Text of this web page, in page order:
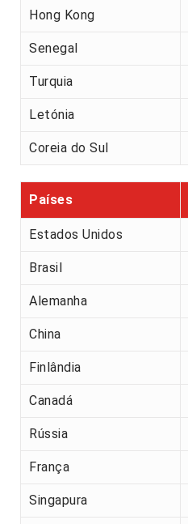
Hong Kong
Senegal
Turquia
Letónia
Coreia do Sul
Países
Estados Unidos
Brasil
Alemanha
China
Finlândia
Canadá
Rússia
França
Singapura